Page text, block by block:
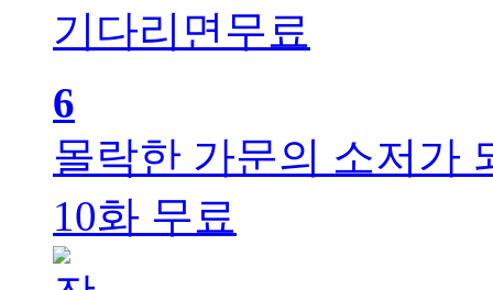
기다리면무료
6
몰락한 가문의 소저가
10화 무료